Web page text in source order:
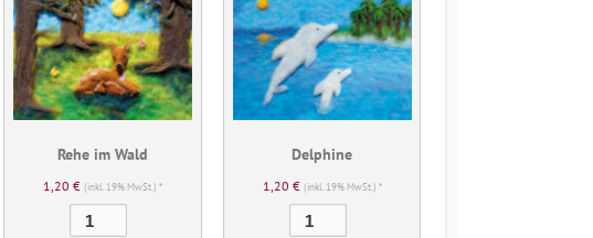
Rehe im Wald
1,20 € (inkl. 19% MwSt.) *
Delphine
1,20 € (inkl. 19% MwSt.) *